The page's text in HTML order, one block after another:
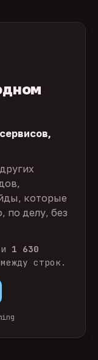
которые
по делу, без
1 630
строк.